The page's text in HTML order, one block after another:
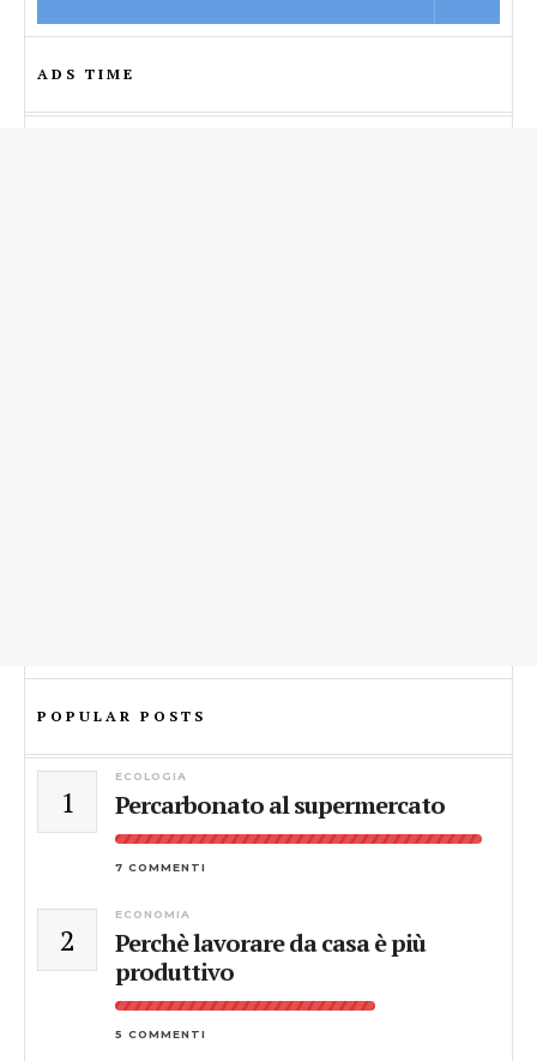
ADS TIME
POPULAR POSTS
1
ECOLOGIA
Percarbonato al supermercato
7 COMMENTI
2
ECONOMIA
Perchè lavorare da casa è più
produttivo
5 COMMENTI